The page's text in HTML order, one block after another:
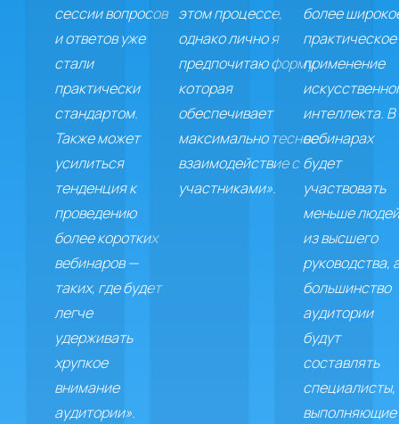
сессии вопросов
и ответов уже
стали
практически
стандартом.
Также может
усилиться
тенденция к
проведению
более коротких
вебинаров —
таких, где будет
легче
удерживать
хрупкое
внимание
аудитории».
этом процессе,
однако лично я
предпочитаю форму,
которая
обеспечивает
максимально тесное
взаимодействие с
участниками».
более
практическое
применение
интеллекта. В
вебинарах
будет
участвовать
меньше людей
из высшего
руководства,
большинство
аудитории
будут
составлять
специалисты,
выполняющие